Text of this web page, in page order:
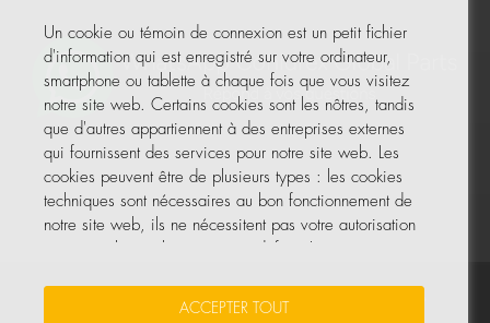
Vos données sont sécurisées • Protection des données
Un cookie ou témoin de connexion est un petit fichier
d'information qui est enregistré sur votre ordinateur,
smartphone ou tablette à chaque fois que vous visitez
notre site web. Certains cookies sont les nôtres, tandis
que d'autres appartiennent à des entreprises externes
qui fournissent des services pour notre site web. Les
cookies peuvent être de plusieurs types : les cookies
techniques sont nécessaires au bon fonctionnement de
notre site web, ils ne nécessitent pas votre autorisation
ACCEPTER TOUT